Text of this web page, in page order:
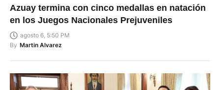
Azuay termina con cinco medallas en natación
en los Juegos Nacionales Prejuveniles
agosto 6, 5:50 PM
By Martin Alvarez